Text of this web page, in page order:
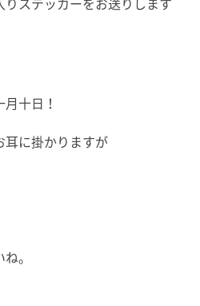
十日！
耳に掛かりますが
。